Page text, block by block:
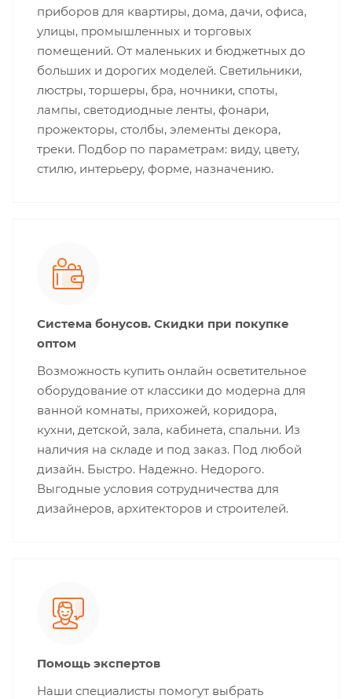
приборов для квартиры, дома, дачи, офиса,
улицы, промышленных и торговых
помещений. От маленьких и бюджетных до
больших и дорогих моделей. Светильники,
люстры, торшеры, бра, ночники, споты,
лампы, светодиодные ленты, фонари,
прожекторы, столбы, элементы декора,
треки. Подбор по параметрам: виду, цвету,
стилю, интерьеру, форме, назначению.
Система бонусов. Скидки при покупке
оптом
Возможность купить онлайн осветительное
оборудование от классики до модерна для
ванной комнаты, прихожей, коридора,
кухни, детской, зала, кабинета, спальни. Из
наличия на складе и под заказ. Под любой
дизайн. Быстро. Надежно. Недорого.
Выгодные условия сотрудничества для
дизайнеров, архитекторов и строителей.
Помощь экспертов
Наши специалисты помогут выбрать